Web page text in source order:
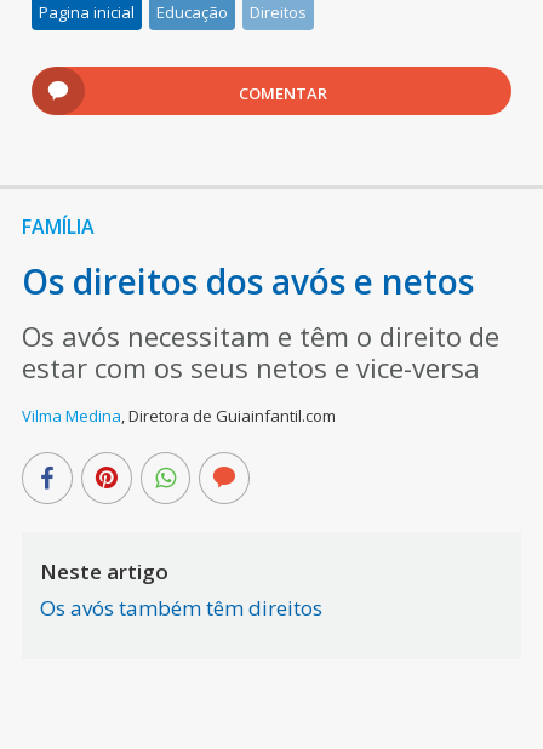
Pagina inicial Educação Direitos
COMENTAR
FAMÍLIA
Os direitos dos avós e netos
Os avós necessitam e têm o direito de
estar com os seus netos e vice-versa
Vilma Medina,Diretora de Guiainfantil.com
Neste artigo
Os avós também têm direitos